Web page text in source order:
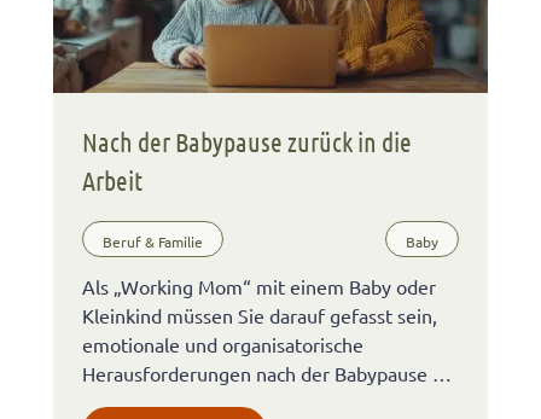
Nach der Babypause zurück in die
Arbeit
Beruf & Familie Baby
Als „Working Mom“ mit einem Baby oder
Kleinkind müssen Sie darauf gefasst sein,
emotionale und organisatorische
Herausforderungen nach der Babypause …